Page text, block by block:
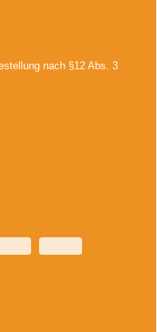
nach §12 Abs. 3